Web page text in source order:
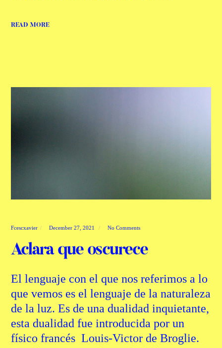
READ MORE
Fcescxavier December 27, 2021 No Comments
Aclara que oscurece
El lenguaje con el que nos referimos a lo
que vemos es el lenguaje de la naturaleza
de la luz. Es de una dualidad inquietante,
esta dualidad fue introducida por un
físico francés Louis-Victor de Broglie.